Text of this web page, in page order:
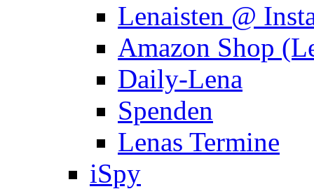
Lenaisten @
Amazon Shop
Daily-Lena
Spenden
Lenas Termine
iSpy